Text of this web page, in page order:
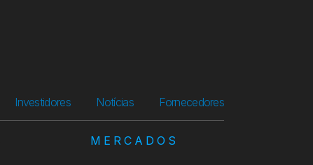
Investidores Notícias Fornecedores
MERCADOS